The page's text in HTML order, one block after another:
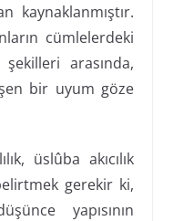
kaynaklanmıştır.
cümlelerdeki
arasında,
bir uyum göze
üslûba akıcılık
gerekir ki,
yapısının